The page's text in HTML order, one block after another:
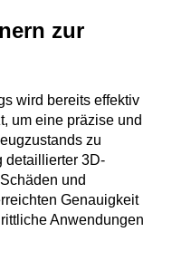
zur
wird bereits effektiv
um eine präzise und
zu
detaillierter 3D-
und
Genauigkeit
Anwendungen